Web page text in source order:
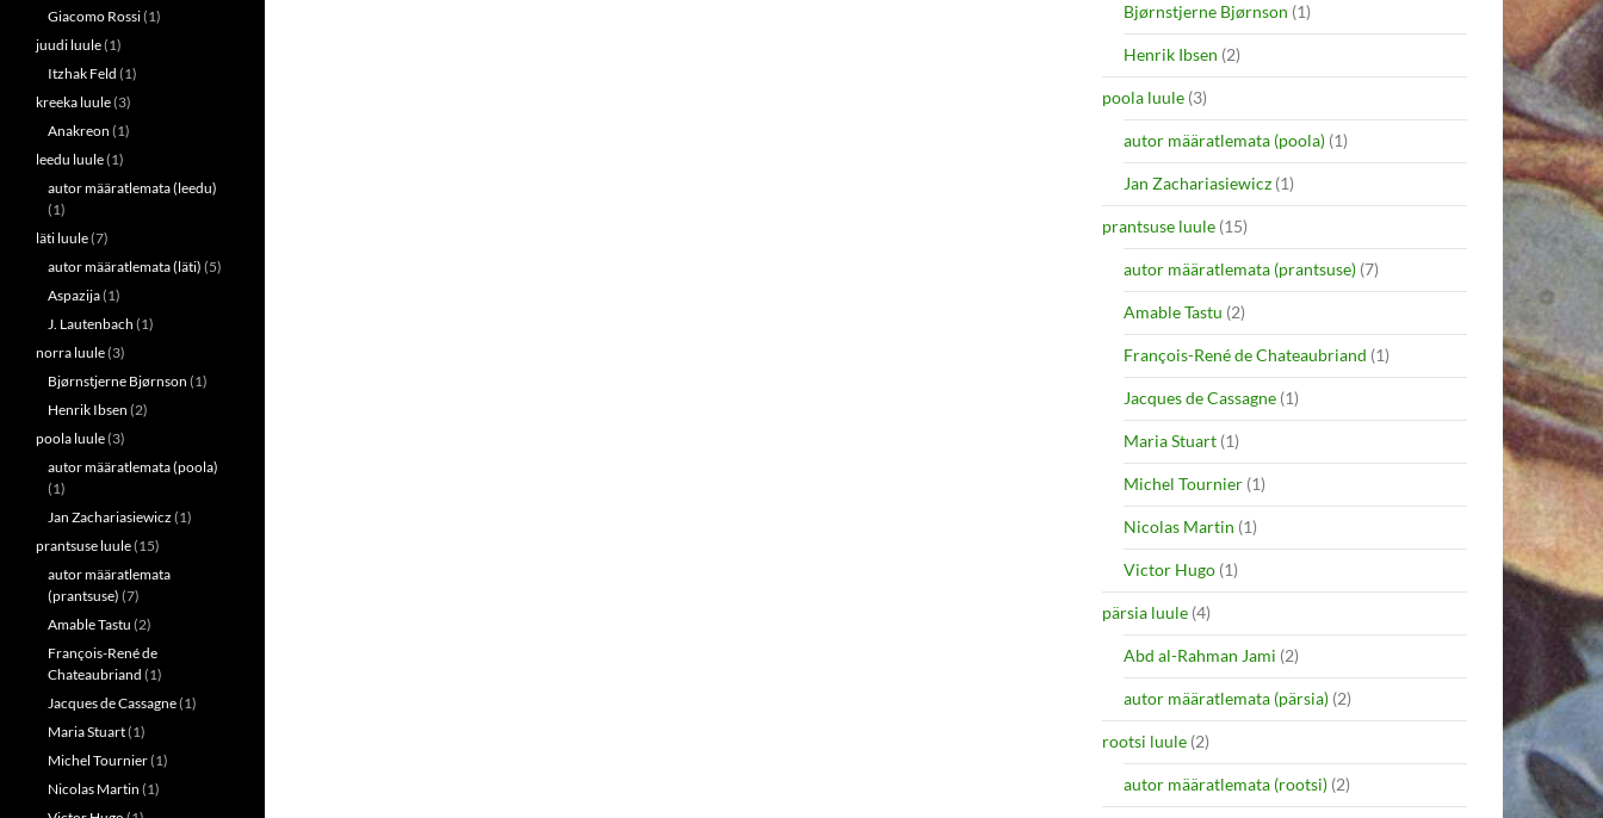
Bjørnstjerne Bjørnson (1)
Henrik Ibsen (2)
poola luule (3)
autor määratlemata (poola) (1)
Jan Zachariasiewicz (1)
prantsuse luule (15)
autor määratlemata (prantsuse) (7)
Amable Tastu (2)
François-René de Chateaubriand (1)
Jacques de Cassagne (1)
Maria Stuart (1)
Michel Tournier (1)
Nicolas Martin (1)
Victor Hugo (1)
pärsia luule (4)
Abd al-Rahman Jami (2)
autor määratlemata (pärsia) (2)
rootsi luule (2)
autor määratlemata (rootsi) (2)
Giacomo Rossi(1)
juudi luule(1)
Itzhak Feld (1)
kreeka luule(3)
Anakreon (1)
leedu luule(1)
autor määratlemata (leedu)
(1)
läti luule(7)
autor määratlemata (läti) (5)
Aspazija(1)
J. Lautenbach (1)
norra luule(3)
Bjørnstjerne Bjørnson (1)
Henrik Ibsen (2)
poola luule(3)
autor määratlemata (poola)
(1)
Jan Zachariasiewicz (1)
prantsuse luule(15)
autor määratlemata
(prantsuse) (7)
Amable Tastu (2)
François-René de
Chateaubriand (1)
Jacques de Cassagne(1)
Maria Stuart(1)
Michel Tournier(1)
Nicolas Martin (1)